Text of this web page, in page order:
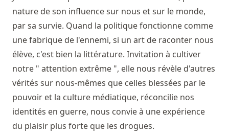
nature de son influence sur nous et sur le monde,
par sa survie. Quand la politique fonctionne comme
une fabrique de l'ennemi, si un art de raconter nous
élève, c'est bien la littérature. Invitation à cultiver
notre " attention extrême ", elle nous révèle d'autres
vérités sur nous-mêmes que celles blessées par le
pouvoir et la culture médiatique, réconcilie nos
identités en guerre, nous convie à une expérience
du plaisir plus forte que les drogues.